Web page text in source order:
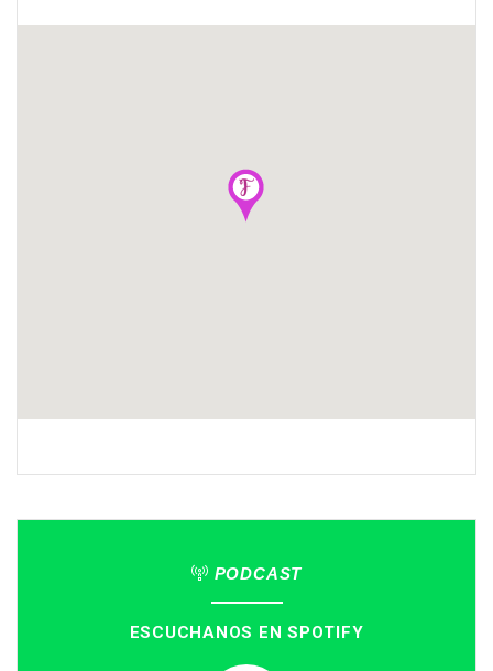
PODCAST
ESCUCHANOS EN SPOTIFY